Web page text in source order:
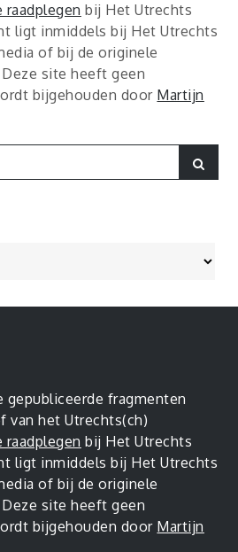
raadplegen bij Het Utrechts
ligt inmiddels bij Het Utrechts
of bij de originele
site heeft geen
bijgehouden door Martijn
gepubliceerde fragmenten
van het Utrechts(ch)
raadplegen bij Het Utrechts
ligt inmiddels bij Het Utrechts
of bij de originele
site heeft geen
bijgehouden door Martijn